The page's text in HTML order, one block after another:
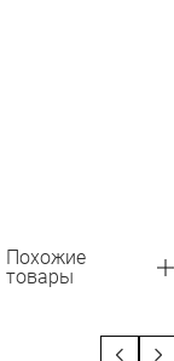
Похожие
товары